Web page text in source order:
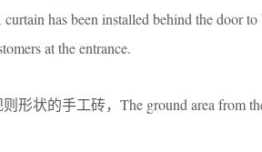
has been installed behind the door
at the entrance.
状的手工砖，The ground area from the